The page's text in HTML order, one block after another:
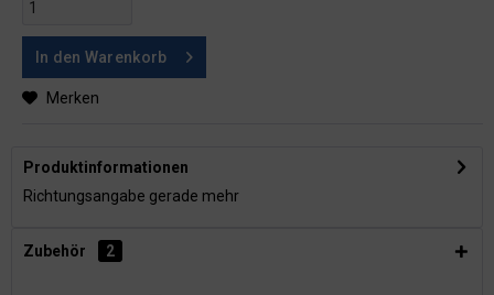
In den Warenkorb
Merken
Produktinformationen
Richtungsangabe gerade mehr
Zubehör 2